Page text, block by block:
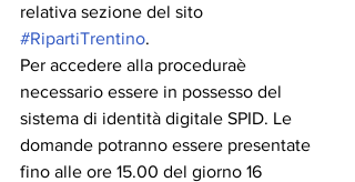
relativa sezione del sito
#RipartiTrentino.
Per accedere alla proceduraè
necessario essere in possesso del
sistema di identità digitale SPID. Le
domande potranno essere presentate
fino alle ore 15.00 del giorno 16